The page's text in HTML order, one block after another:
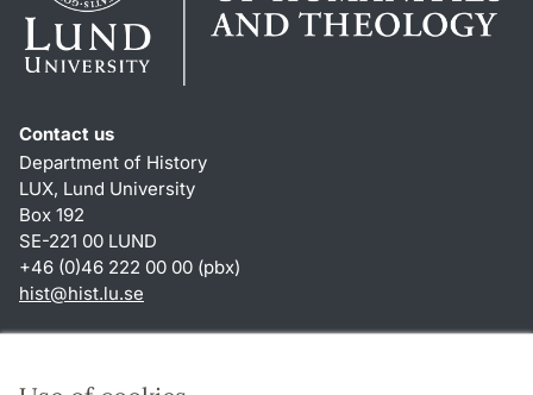
Contact us
Department of History
LUX, Lund University
Box 192
SE-221 00 LUND
+46 (0)46 222 00 00 (pbx)
hist@hist.lu.se
About this website and cookies